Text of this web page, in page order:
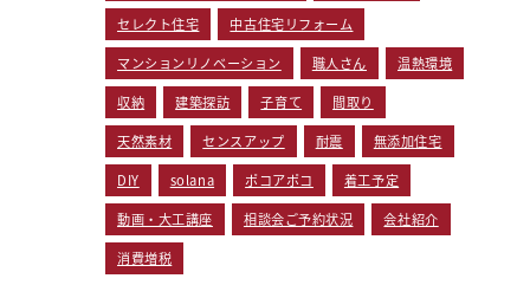
セレクト住宅 中古住宅リフォーム
マンションリノベーション 職人さん 温熱環境
収納 建築探訪 子育て 間取り
天然素材 センスアップ 耐震 無添加住宅
DIY solana ポコアポコ 着工予定
動画・大工講座 相談会ご予約状況 会社紹介
消費増税